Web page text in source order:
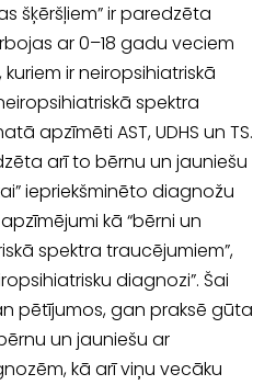
šķēršļiem” ir paredzēta
ar 0–18 gadu veciem
ir neiropsihiatriskā
spektra
apzīmēti AST, UDHS un TS.
arī to bērnu un jauniešu
iepriekšminēto diagnožu
kā “bērni un
spektra traucējumiem”,
diagnozi”. Šai
pētījumos, gan praksē gūta
un jauniešu ar
kā arī viņu vecāku